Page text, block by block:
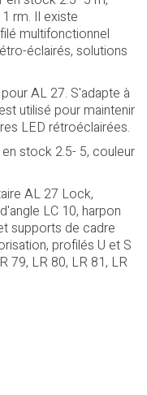
stock 2.5- 5 m,
rm. Il existe
multifonctionnel
éclairés, solutions
AL 27. S'adapte à
utilisé pour maintenir
LED rétroéclairées.
stock 2.5- 5, couleur
AL 27 Lock,
LC 10, harpon
supports de cadre
profilés U et S
79, LR 80, LR 81, LR